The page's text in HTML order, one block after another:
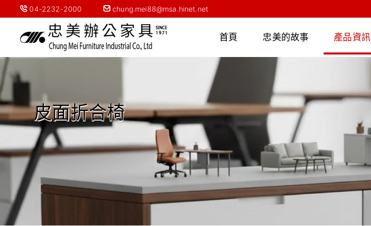
04-2232-2000 chung.mei88@msa.hinet.net
首頁 忠美的故事 產品資訊
皮面折合椅